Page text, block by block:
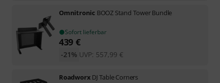
Omnitronic BOOZ Stand Tower Bundle
Sofort lieferbar
439 €
UVP: 557,99 €
-21%
Roadworx DJ Table Corners